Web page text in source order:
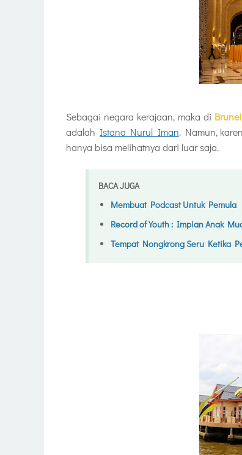
Sebagai negara kerajaan, maka di Brunei
adalahIstana Nurul Iman. Namun,
hanya bisa melihatnya dari luar saja.
BACA JUGA
Membuat Podcast Untuk Pemula
Record of Youth : Impian Anak
Tempat Nongkrong Seru Ketika